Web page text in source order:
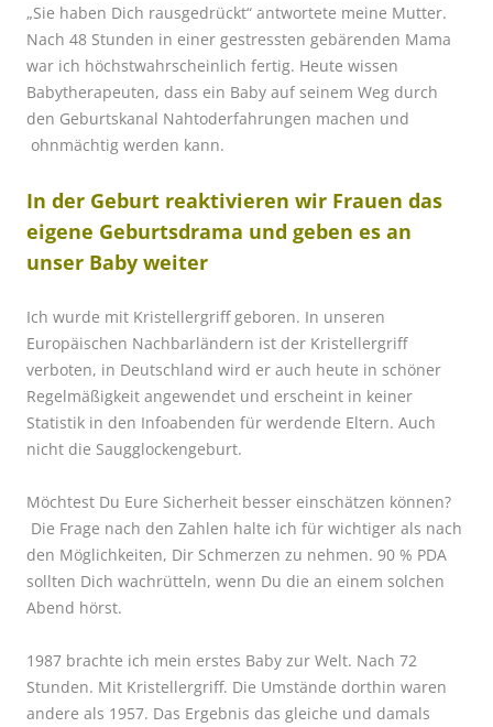
„Sie haben Dich rausgedrückt“ antwortete meine Mutter.
Nach 48 Stunden in einer gestressten gebärenden Mama
war ich höchstwahrscheinlich fertig. Heute wissen
Babytherapeuten, dass ein Baby auf seinem Weg durch
den Geburtskanal Nahtoderfahrungen machen und
ohnmächtig werden kann.
In der Geburt reaktivieren wir Frauen das
eigene Geburtsdrama und geben es an
unser Baby weiter
Ich wurde mit Kristellergriff geboren. In unseren
Europäischen Nachbarländern ist der Kristellergriff
verboten, in Deutschland wird er auch heute in schöner
Regelmäßigkeit angewendet und erscheint in keiner
Statistik in den Infoabenden für werdende Eltern. Auch
nicht die Saugglockengeburt.
Möchtest Du Eure Sicherheit besser einschätzen können?
Die Frage nach den Zahlen halte ich für wichtiger als nach
den Möglichkeiten, Dir Schmerzen zu nehmen. 90 % PDA
sollten Dich wachrütteln, wenn Du die an einem solchen
Abend hörst.
1987 brachte ich mein erstes Baby zur Welt. Nach 72
Stunden. Mit Kristellergriff. Die Umstände dorthin waren
andere als 1957. Das Ergebnis das gleiche und damals